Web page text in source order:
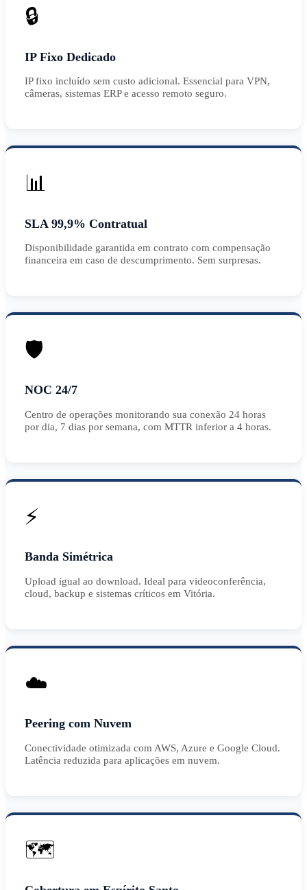
🔒
IP Fixo Dedicado
IP fixo incluído sem custo adicional. Essencial para VPN,
câmeras, sistemas ERP e acesso remoto seguro.
📊
SLA 99,9% Contratual
Disponibilidade garantida em contrato com compensação
financeira em caso de descumprimento. Sem surpresas.
🛡️
NOC 24/7
Centro de operações monitorando sua conexão 24 horas
por dia, 7 dias por semana, com MTTR inferior a 4 horas.
⚡
Banda Simétrica
Upload igual ao download. Ideal para videoconferência,
cloud, backup e sistemas críticos em Vitória.
☁️
Peering com Nuvem
Conectividade otimizada com AWS, Azure e Google Cloud.
Latência reduzida para aplicações em nuvem.
🗺️